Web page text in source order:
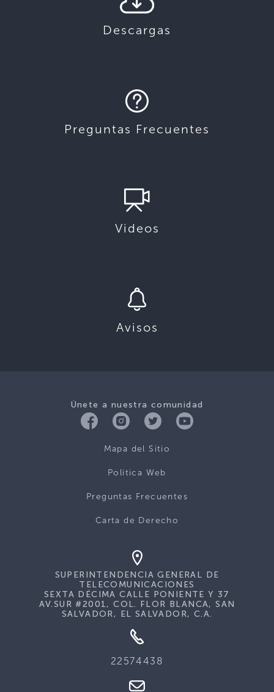
Descargas
Preguntas Frecuentes
Videos
Avisos
Únete a nuestra comunidad
Mapa del Sitio
Politica Web
Preguntas Frecuentes
Carta de Derecho
SUPERINTENDENCIA GENERAL DE
TELECOMUNICACIONES
SEXTA DÉCIMA CALLE PONIENTE Y 37
AV.SUR #2001, COL. FLOR BLANCA, SAN
SALVADOR, EL SALVADOR, C.A.
22574438